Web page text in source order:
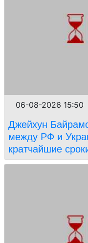
06-08-2026 15:50
Джейхун
между РФ и
кратчайшие